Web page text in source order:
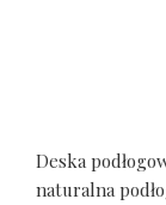
Deska
naturalna